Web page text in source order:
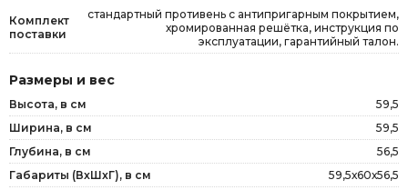
Комплект
поставки
стандартный противень с антипригарным покрытием,
хромированная решётка, инструкция по
эксплуатации, гарантийный талон.
Размеры и вес
Высота, в см
59,5
Ширина, в см
59,5
Глубина, в см
56,5
Габариты (ВxШxГ), в см
59,5х60х56,5